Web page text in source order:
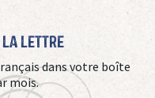
Lettre
dans votre boîte
mois.